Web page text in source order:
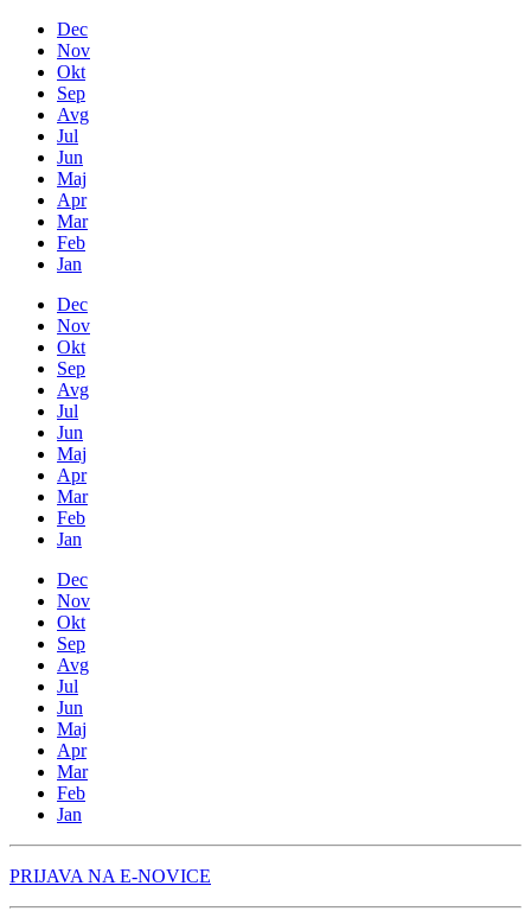
Dec
Nov
Okt
Sep
Avg
Jul
Jun
Maj
Apr
Mar
Feb
Jan
Dec
Nov
Okt
Sep
Avg
Jul
Jun
Maj
Apr
Mar
Feb
Jan
Dec
Nov
Okt
Sep
Avg
Jul
Jun
Maj
Apr
Mar
Feb
Jan
PRIJAVA NA E-NOVICE